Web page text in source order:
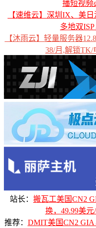
播短视频
【速维云】深圳IX、美
多地双
【沐雨云】轻量服务器
38/月,解锁TK/
站长： 搬瓦工美国CN2
换，49.99美
推荐： DMIT美国CN2 GIA